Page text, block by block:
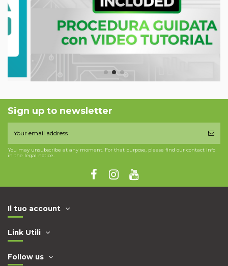
Sign up to newsletter
You may unsubscribe at any moment. For that purpose, please find our contact info
in the legal notice.
Il tuo account
Link Utili
Follow us